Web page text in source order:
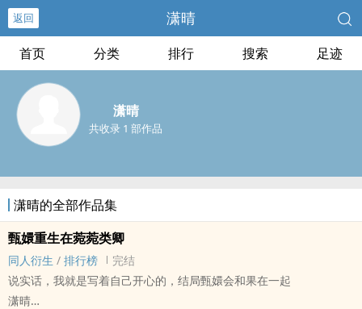
返回 潇晴
首页 分类 排行 搜索 足迹
潇晴
共收录 1 部作品
潇晴的全部作品集
甄嬛重生在菀菀类卿
‍‎‎同‎‍‍人‍衍生 / 排行榜
完结
说实话，我就是写着自己开心的，结局甄嬛会和果在一起
潇晴